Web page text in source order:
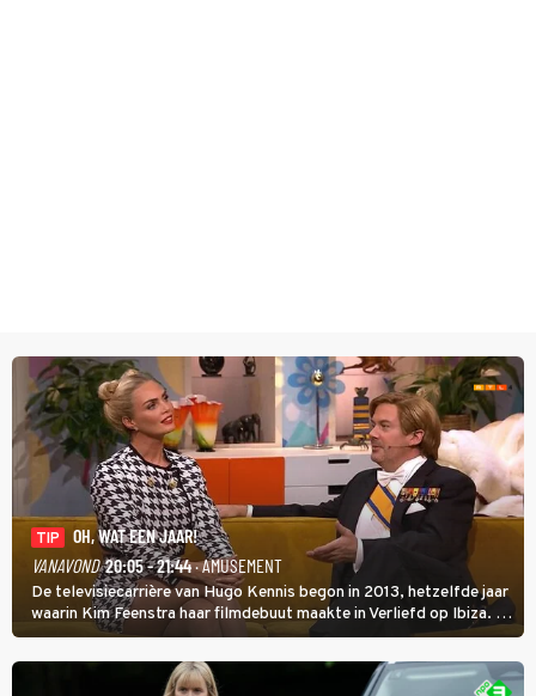
TIP
OH, WAT EEN JAAR!
VANAVOND 20:05 - 21:44· AMUSEMENT
De televisiecarrière van Hugo Kennis begon in 2013, hetzelfde jaar
waarin Kim Feenstra haar filmdebuut maakte in Verliefd op Ibiza. In
Oh, Wat een Jaar! wordt duidelijk wat ze nog meer weten van het
jaar waarin ze allebei eindtwintigers waren.